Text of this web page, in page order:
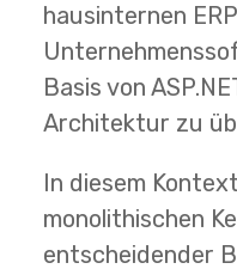
hausinternen
Basis von
Architektur zu
In diesem
monolithischen
entscheidender